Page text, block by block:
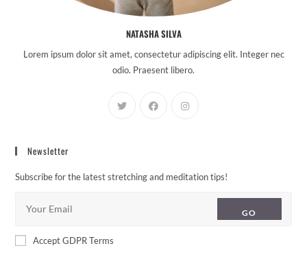
NATASHA SILVA
Lorem ipsum dolor sit amet, consectetur adipiscing elit. Integer nec
odio. Praesent libero.
Newsletter
Subscribe for the latest stretching and meditation tips!
GO
Accept GDPR Terms